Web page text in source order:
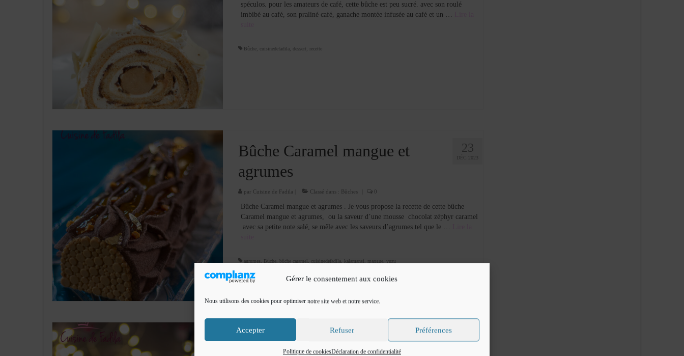
Gérer le consentement aux cookies
Nous utilisons des cookies pour optimiser notre site web et notre service.
Accepter Refuser Préférences
Politique de cookiesDéclaration de confidentialité
spéculos. pour les amateurs de café, cette bûche est peu sucré. avec son roulé
imbibé au café, son praliné café, ganache montée infusée au café et un …
Bûche, cuisinedefadila, dessert recette
23
DÉC 2023
Bûche Caramel mangue et
agrumes
par Cuisine de Fadila Classé dans : Bûches 0
Bûche Caramel mangue et agrumes . Je vous propose la recette de cette bûche
Caramel mangue et agrumes, ou la saveur d’une mousse chocolat zéphyr caramel
avec sa petite note salé, se mêle avec les saveurs d’agrumes tel que le …
agrumes Bûche, bûche caramel cuisinedefadila, kalamansi mangue, yuzu
18
Entremets petits sapins